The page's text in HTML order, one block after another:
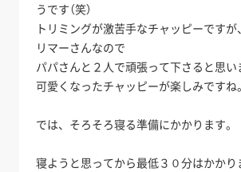
うです（笑）
トリミングが激苦手なチャッピーです
リマーさんなので
パパさんと２人で頑張って下さると思い
可愛くなったチャッピーが楽しみですね。
では、そろそろ寝る準備にかかります。
寝ようと思ってから最低３０分はかかり